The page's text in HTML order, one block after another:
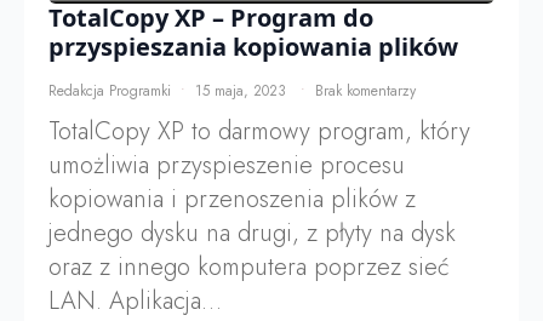
TotalCopy XP – Program do
przyspieszania kopiowania plików
Redakcja Programki 15 maja, 2023 Brak komentarzy
TotalCopy XP to darmowy program, który
umożliwia przyspieszenie procesu
kopiowania i przenoszenia plików z
jednego dysku na drugi, z płyty na dysk
oraz z innego komputera poprzez sieć
LAN. Aplikacja…